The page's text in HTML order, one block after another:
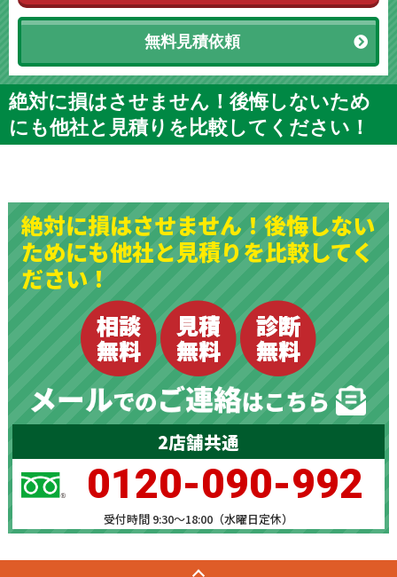
無料見積依頼
絶対に損はさせません！後悔しないため
にも他社と見積りを比較してください！
絶対に損はさせません！後悔しない
ためにも他社と見積りを比較してく
ださい！
2店舗共通
0120-090-992
受付時間 9:30～18:00（水曜日定休）